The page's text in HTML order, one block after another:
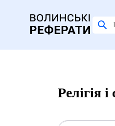
Релігія